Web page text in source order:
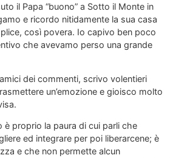
il Papa “buono” a Sotto il Monte in
e ricordo nitidamente la sua casa
così povera. Io capivo ben poco
che avevamo perso una grande
dei commenti, scrivo volentieri
un’emozione e gioisco molto
è proprio la paura di cui parli che
ed integrare per poi liberarcene; è
e che non permette alcun